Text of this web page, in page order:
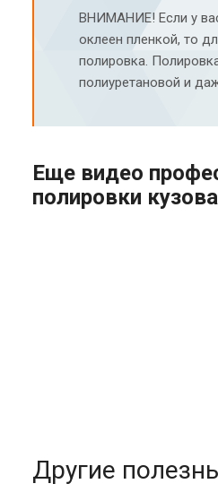
ВНИМАНИЕ! Если у
оклеен пленкой, то
полировка.
полиуретановой и
Еще видео
полировки
Другие